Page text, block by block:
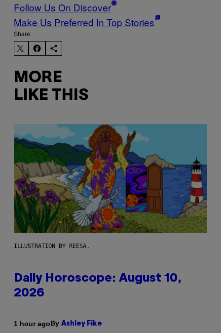
Follow Us On Discover
Make Us Preferred In Top Stories
Share:
MORE
LIKE THIS
ILLUSTRATION BY REESA.
Daily Horoscope: August 10,
2026
1 hour agoBy Ashley Fike